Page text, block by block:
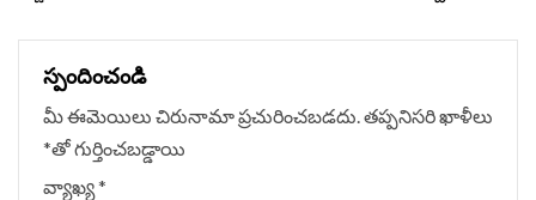
స్పందించండి
మీ ఈమెయిలు చిరునామా ప్రచురించబడదు. తప్పనిసరి ఖాళీలు
*‌తో గుర్తించబడ్డాయి
వ్యాఖ్య*